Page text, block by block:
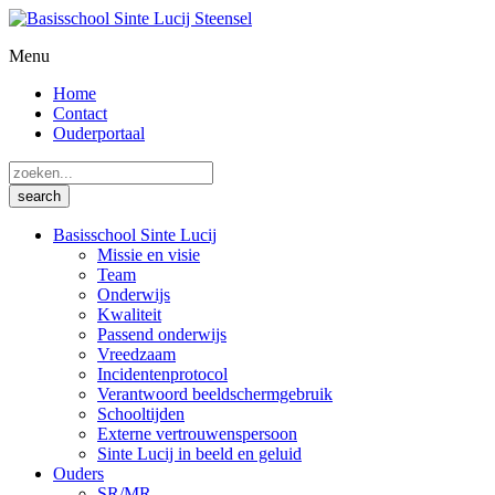
Menu
Home
Contact
Ouderportaal
Basisschool Sinte Lucij
Missie en visie
Team
Onderwijs
Kwaliteit
Passend onderwijs
Vreedzaam
Incidentenprotocol
Verantwoord beeldschermgebruik
Schooltijden
Externe vertrouwenspersoon
Sinte Lucij in beeld en geluid
Ouders